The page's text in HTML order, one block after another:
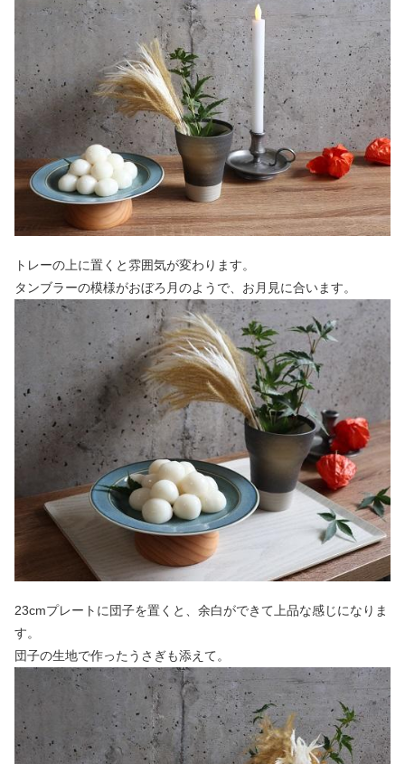
トレーの上に置くと雰囲気が変わります。
タンブラーの模様がおぼろ月のようで、お月見に合います。
23cmプレートに団子を置くと、余白ができて上品な感じになりま
す。
団子の生地で作ったうさぎも添えて。